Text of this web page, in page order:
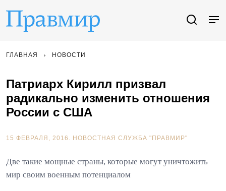
ГЛАВНАЯ НОВОСТИ
Патриарх Кирилл призвал
радикально изменить отношения
России с США
15 ФЕВРАЛЯ, 2016. НОВОСТНАЯ СЛУЖБА "ПРАВМИР"
Две такие мощные страны, которые могут уничтожить
мир своим военным потенциалом